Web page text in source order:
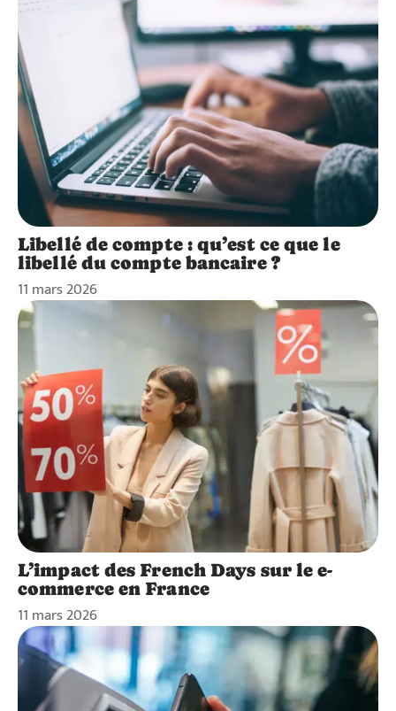
Libellé de compte : qu’est ce que le
libellé du compte bancaire ?
11 mars 2026
L’impact des French Days sur le e-
commerce en France
11 mars 2026